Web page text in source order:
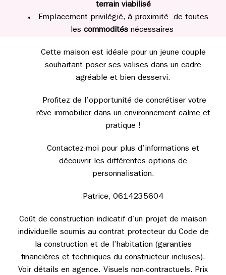
terrain viabilisé
Emplacement privilégié, à proximité de toutes
les commoditésnécessaires
Cette maison est idéale pour un jeune couple
souhaitant poser ses valises dans un cadre
agréable et bien desservi.
Profitez de l’opportunité de concrétiser votre
rêve immobilier dans un environnement calme et
pratique !
Contactez-moi pour plus d’informations et
découvrir les différentes options de
personnalisation.
Patrice, 0614235604
Coût de construction indicatif d’un projet de maison
individuelle soumis au contrat protecteur du Code de
la construction et de l’habitation (garanties
financières et techniques du constructeur incluses).
Voir détails en agence. Visuels non-contractuels. Prix